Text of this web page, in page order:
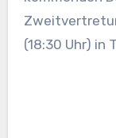
(18:30 Uhr) in